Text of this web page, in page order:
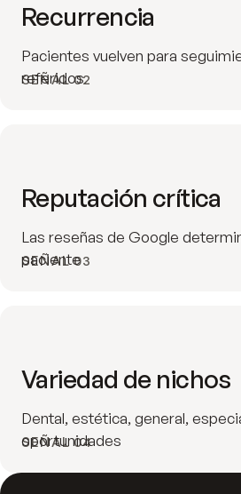
SEÑAL 02
Recurrencia
Pacientes vuelven para
referidos
SEÑAL 03
Reputación crítica
Las reseñas de Google
paciente
SEÑAL 04
Variedad de nichos
Dental, estética, general,
oportunidades